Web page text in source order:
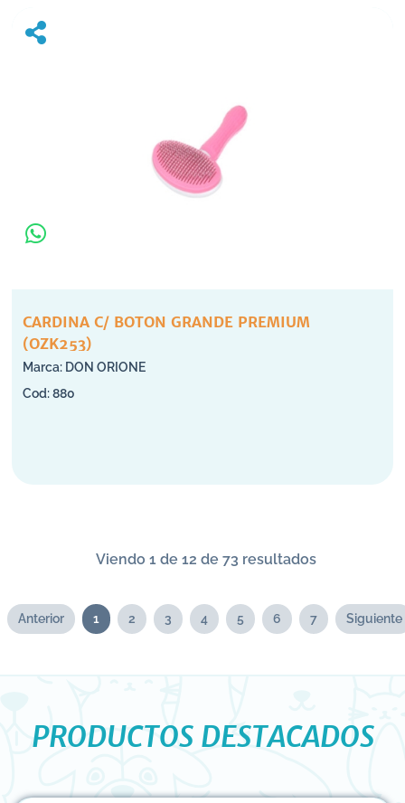
CARDINA C/ BOTON GRANDE PREMIUM
(OZK253)
DON ORIONE
880
Viendo 1 de 12 de 73 resultados
Anterior 1 2 3 4 5 6 7 Siguiente
PRODUCTOS DESTACADOS